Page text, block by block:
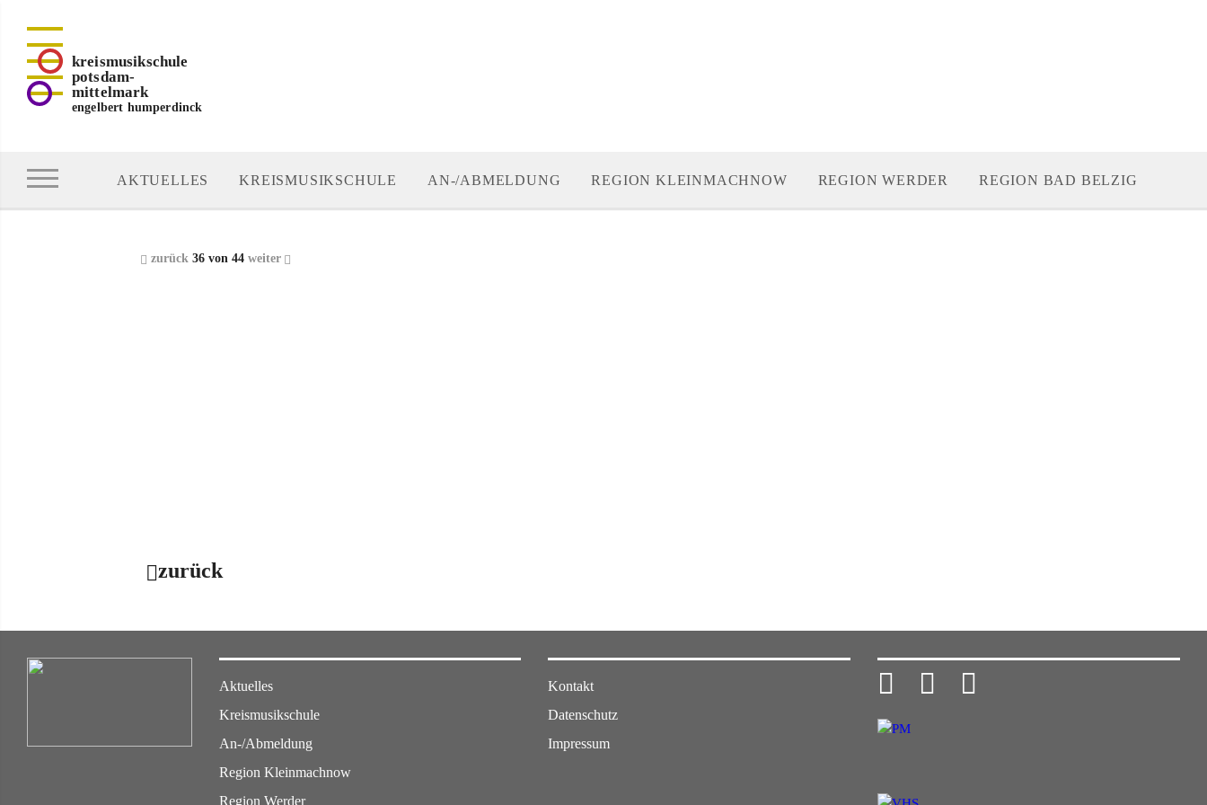
kreismusikschule
potsdam-
mittelmark
engelbert humperdinck
AKTUELLES KREISMUSIKSCHULE AN-/ABMELDUNG REGION KLEINMACHNOW REGION WERDER REGION BAD BELZIG
zurück36 von 44 weiter
zurück
Aktuelles
Kreismusikschule
An-/Abmeldung
Region Kleinmachnow
Region Werder
Kontakt
Datenschutz
Impressum
  